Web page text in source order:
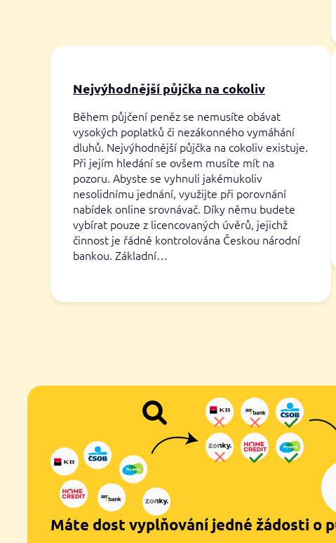
Nejvýhodnější půjčka na cokoliv
Během půjčení peněz se nemusíte obávat
vysokých poplatků či nezákonného vymáhání
dluhů. Nejvýhodnější půjčka na cokoliv existuje.
Při jejím hledání se ovšem musíte mít na
pozoru. Abyste se vyhnuli jakémukoliv
nesolidnímu jednání, využijte při porovnání
nabídek online srovnávač. Díky němu budete
vybírat pouze z licencovaných úvěrů, jejichž
činnost je řádně kontrolována Českou národní
bankou. Základní…
Máte dost vyplňování jedné žádosti o